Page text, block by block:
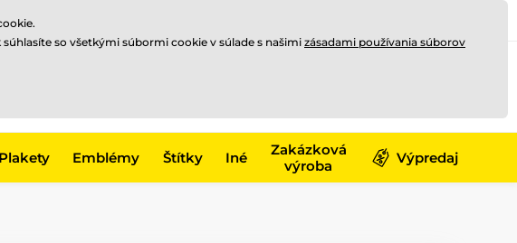
Plakety Emblémy Štítky Iné
Zakázková
výroba
Výpredaj
so všetkými súbormi cookie v súlade s našimi zásadami používania súborov